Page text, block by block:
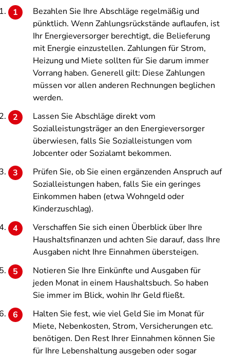
Bezahlen Sie Ihre Abschläge regelmäßig und
pünktlich. Wenn Zahlungsrückstände auflaufen, ist
Ihr Energieversorger berechtigt, die Belieferung
mit Energie einzustellen. Zahlungen für Strom,
Heizung und Miete sollten für Sie darum immer
Vorrang haben. Generell gilt: Diese Zahlungen
müssen vor allen anderen Rechnungen beglichen
werden.
Lassen Sie Abschläge direkt vom
Sozialleistungsträger an den Energieversorger
überwiesen, falls Sie Sozialleistungen vom
Jobcenter oder Sozialamt bekommen.
Prüfen Sie, ob Sie einen ergänzenden Anspruch auf
Sozialleistungen haben, falls Sie ein geringes
Einkommen haben (etwa Wohngeld oder
Kinderzuschlag).
Verschaffen Sie sich einen Überblick über Ihre
Haushaltsfinanzen und achten Sie darauf, dass Ihre
Ausgaben nicht Ihre Einnahmen übersteigen.
Notieren Sie Ihre Einkünfte und Ausgaben für
jeden Monat in einem Haushaltsbuch. So haben
Sie immer im Blick, wohin Ihr Geld fließt.
Halten Sie fest, wie viel Geld Sie im Monat für
Miete, Nebenkosten, Strom, Versicherungen etc.
benötigen. Den Rest Ihrer Einnahmen können Sie
für Ihre Lebenshaltung ausgeben oder sogar